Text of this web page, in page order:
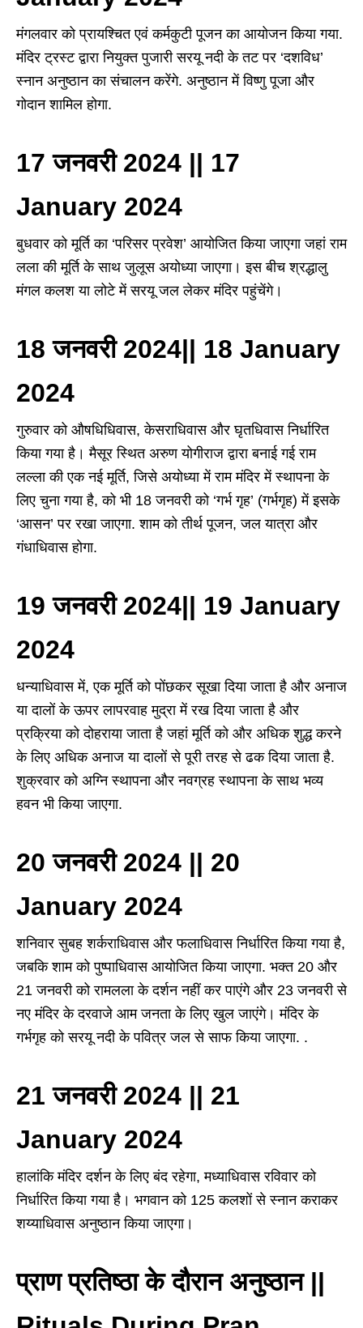
मंगलवार को प्रायश्चित एवं कर्मकुटी पूजन का आयोजन किया गया.
मंदिर ट्रस्ट द्वारा नियुक्त पुजारी सरयू नदी के तट पर ‘दशविध’
स्नान अनुष्ठान का संचालन करेंगे. अनुष्ठान में विष्णु पूजा और
गोदान शामिल होगा.
17 जनवरी 2024 || 17
January 2024
बुधवार को मूर्ति का ‘परिसर प्रवेश’ आयोजित किया जाएगा जहां राम
लला की मूर्ति के साथ जुलूस अयोध्या जाएगा। इस बीच श्रद्धालु
मंगल कलश या लोटे में सरयू जल लेकर मंदिर पहुंचेंगे।
18 जनवरी 2024|| 18 January
2024
गुरुवार को औषधिधिवास, केसराधिवास और घृतधिवास निर्धारित
किया गया है। मैसूर स्थित अरुण योगीराज द्वारा बनाई गई राम
लल्ला की एक नई मूर्ति, जिसे अयोध्या में राम मंदिर में स्थापना के
लिए चुना गया है, को भी 18 जनवरी को ‘गर्भ गृह’ (गर्भगृह) में इसके
‘आसन’ पर रखा जाएगा. शाम को तीर्थ पूजन, जल यात्रा और
गंधाधिवास होगा.
19 जनवरी 2024|| 19 January
2024
धन्याधिवास में, एक मूर्ति को पोंछकर सूखा दिया जाता है और अनाज
या दालों के ऊपर लापरवाह मुद्रा में रख दिया जाता है और
प्रक्रिया को दोहराया जाता है जहां मूर्ति को और अधिक शुद्ध करने
के लिए अधिक अनाज या दालों से पूरी तरह से ढक दिया जाता है.
शुक्रवार को अग्नि स्थापना और नवग्रह स्थापना के साथ भव्य
हवन भी किया जाएगा.
20 जनवरी 2024 || 20
January 2024
शनिवार सुबह शर्कराधिवास और फलाधिवास निर्धारित किया गया है,
जबकि शाम को पुष्पाधिवास आयोजित किया जाएगा. भक्त 20 और
21 जनवरी को रामलला के दर्शन नहीं कर पाएंगे और 23 जनवरी से
नए मंदिर के दरवाजे आम जनता के लिए खुल जाएंगे। मंदिर के
गर्भगृह को सरयू नदी के पवित्र जल से साफ किया जाएगा. .
21 जनवरी 2024 || 21
January 2024
हालांकि मंदिर दर्शन के लिए बंद रहेगा, मध्याधिवास रविवार को
निर्धारित किया गया है। भगवान को 125 कलशों से स्नान कराकर
शय्याधिवास अनुष्ठान किया जाएगा।
प्राण प्रतिष्ठा के दौरान अनुष्ठान ||